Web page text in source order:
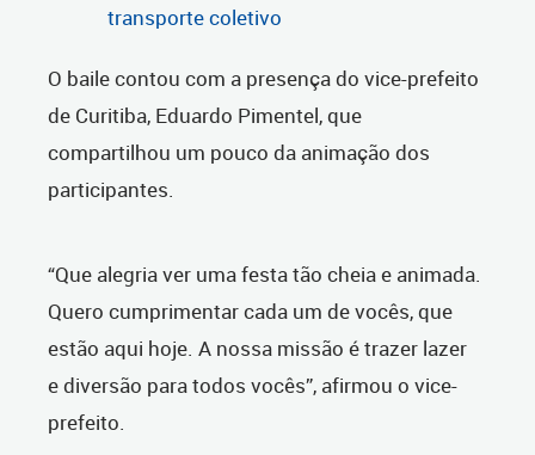
transporte coletivo
O baile contou com a presença do vice-prefeito
de Curitiba, Eduardo Pimentel, que
compartilhou um pouco da animação dos
participantes.
“Que alegria ver uma festa tão cheia e animada.
Quero cumprimentar cada um de vocês, que
estão aqui hoje. A nossa missão é trazer lazer
e diversão para todos vocês”, afirmou o vice-
prefeito.